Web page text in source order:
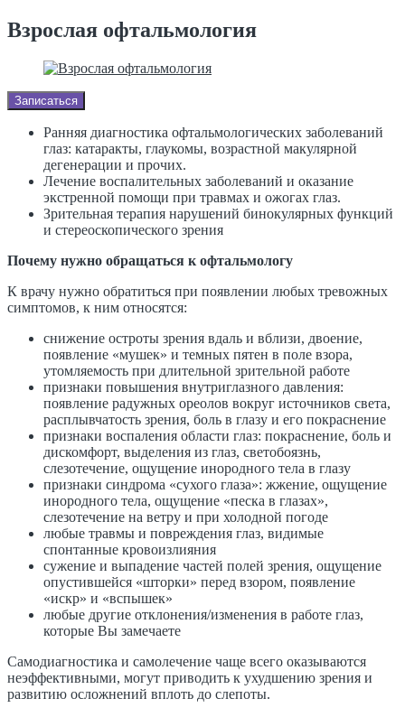
Взрослая офтальмология
Записаться
Ранняя диагностика офтальмологических заболеваний
глаз: катаракты, глаукомы, возрастной макулярной
дегенерации и прочих.
Лечение воспалительных заболеваний и оказание
экстренной помощи при травмах и ожогах глаз.
Зрительная терапия нарушений бинокулярных функций
и стереоскопического зрения
Почему нужно обращаться к офтальмологу
К врачу нужно обратиться при появлении любых тревожных
симптомов, к ним относятся:
снижение остроты зрения вдаль и вблизи, двоение,
появление «мушек» и темных пятен в поле взора,
утомляемость при длительной зрительной работе
признаки повышения внутриглазного давления:
появление радужных ореолов вокруг источников света,
расплывчатость зрения, боль в глазу и его покраснение
признаки воспаления области глаз: покраснение, боль и
дискомфорт, выделения из глаз, светобоязнь,
слезотечение, ощущение инородного тела в глазу
признаки синдрома «сухого глаза»: жжение, ощущение
инородного тела, ощущение «песка в глазах»,
слезотечение на ветру и при холодной погоде
любые травмы и повреждения глаз, видимые
спонтанные кровоизлияния
сужение и выпадение частей полей зрения, ощущение
опустившейся «шторки» перед взором, появление
«искр» и «вспышек»
любые другие отклонения/изменения в работе глаз,
которые Вы замечаете
Самодиагностика и самолечение чаще всего оказываются
неэффективными, могут приводить к ухудшению зрения и
развитию осложнений вплоть до слепоты.